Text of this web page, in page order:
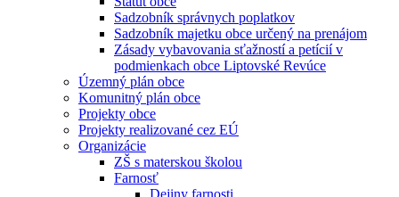
Sadzobník správnych poplatkov
Sadzobník majetku obce určený na prenájom
Zásady vybavovania sťažností a petícií v
podmienkach obce Liptovské Revúce
Územný plán obce
Komunitný plán obce
Projekty obce
Projekty realizované cez EÚ
Organizácie
ZŠ s materskou školou
Farnosť
Dejiny farnosti